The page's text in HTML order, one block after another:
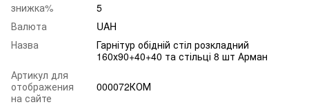
знижка%
5
Валюта
UAH
Назва
Гарнітур обідній стіл розкладний
160х90+40+40 та стільці 8 шт Арман
Артикул для
отображения
на сайте
000072КОМ